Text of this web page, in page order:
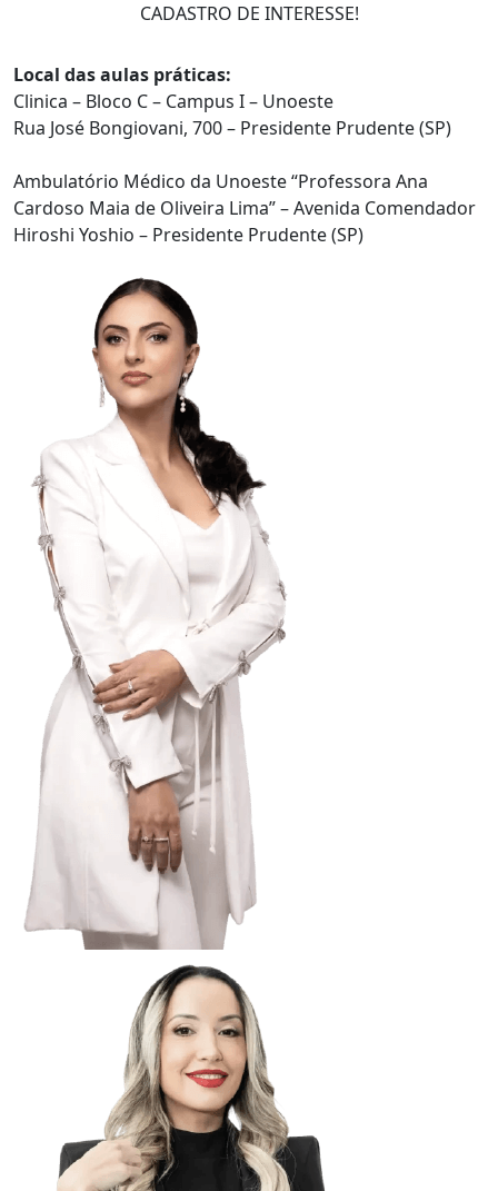
CADASTRO DE INTERESSE!
Local das aulas práticas:
Clinica – Bloco C – Campus I – Unoeste
Rua José Bongiovani, 700 – Presidente Prudente (SP)
Ambulatório Médico da Unoeste “Professora Ana
Cardoso Maia de Oliveira Lima” – Avenida Comendador
Hiroshi Yoshio – Presidente Prudente (SP)